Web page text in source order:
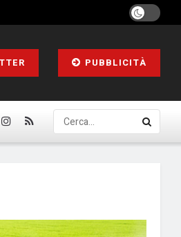
PUBBLICITÀ